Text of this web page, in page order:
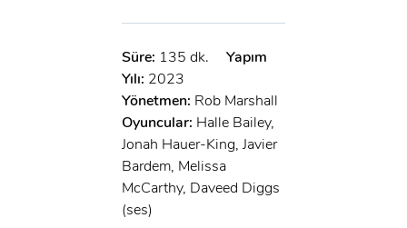
Süre: 135 dk.
Yapım
Yılı: 2023
Yönetmen: Rob Marshall
Oyuncular: Halle Bailey,
Jonah Hauer-King, Javier
Bardem, Melissa
McCarthy, Daveed Diggs
(ses)